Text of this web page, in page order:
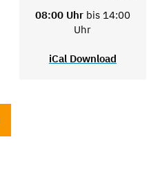
08:00 Uhr bis 14:00
Uhr
iCal Download